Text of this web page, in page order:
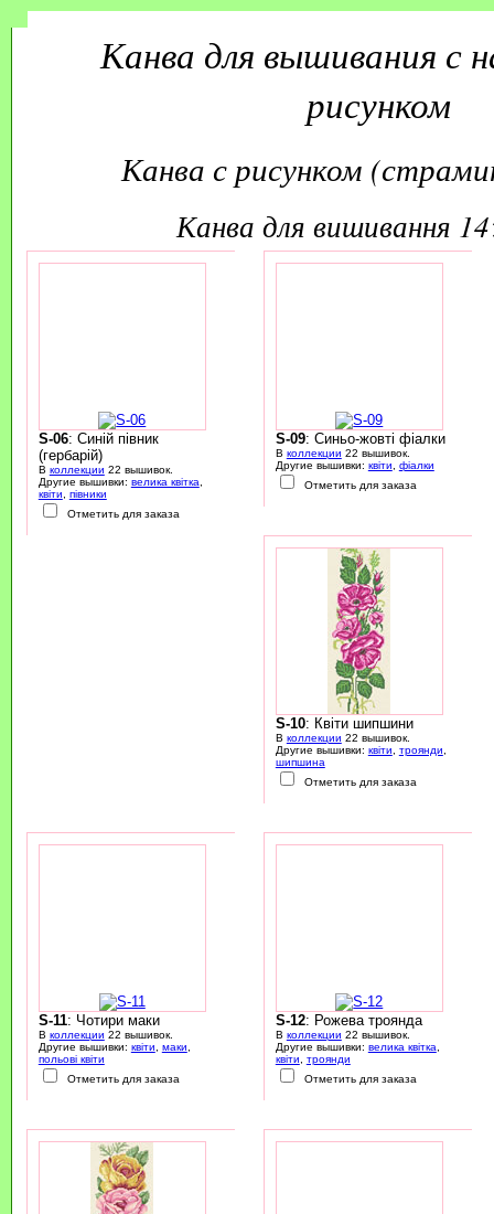
Канва для вышивания с
рисунком
Канва с рисунком
канва для вишивання
S-06: Синій півник
(гербарій)
В коллекции 22 вышивок.
Другие вышивки: велика квітка
квіти
півники
Отметить для заказа
S-09: Синьо-жовті фіалки
В коллекции 22 вышивок.
Другие вышивки: квіти
фіалки
Отметить для заказа
S-10: Квіти шипшини
В коллекции 22 вышивок.
Другие вышивки: квіти троянди
шипшина
Отметить для заказа
S-11: Чотири маки
В коллекции 22 вышивок.
Другие вышивки: квіти маки
польові квіти
Отметить для заказа
S-12: Рожева троянда
В коллекции 22 вышивок.
Другие вышивки: велика квітка
квіти
троянди
Отметить для заказа